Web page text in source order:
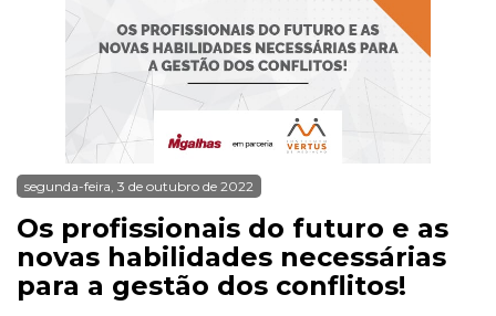
segunda-feira, 3 de outubro de 2022
Os profissionais do futuro e as
novas habilidades necessárias
para a gestão dos conflitos!